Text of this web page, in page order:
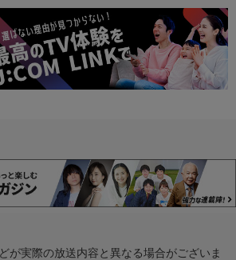
が実際の放送内容と異なる場合がございま